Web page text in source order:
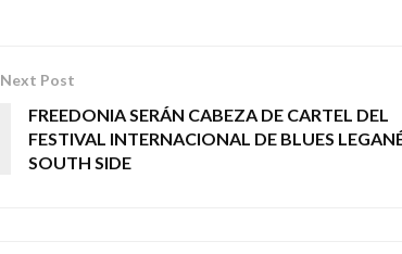
Next Post
FREEDONIA SERÁN CABEZA DE CARTEL DEL
FESTIVAL INTERNACIONAL DE BLUES
SOUTH SIDE